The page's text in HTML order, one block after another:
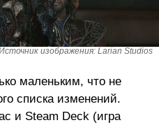
изображения: Larian Studios
маленьким, что не
списка изменений.
и Steam Deck (игра